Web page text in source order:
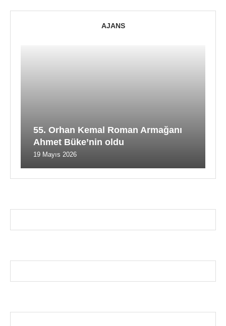
AJANS
55. Orhan Kemal Roman Armağanı
Ahmet Büke’nin oldu
19 Mayıs 2026